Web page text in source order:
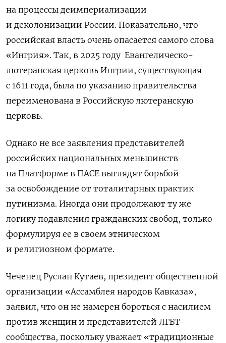
на процессы деимпериализации
и деколонизации России. Показательно, что
российская власть очень опасается самого слова
«Ингрия». Так, в 2025 году Евангелическо-
лютеранская церковь Ингрии, существующая
с 1611 года, была по указанию правительства
переименована в Российскую лютеранскую
церковь.
Однако не все заявления представителей
российских национальных меньшинств
на Платформе в ПАСЕ выглядят борьбой
за освобождение от тоталитарных практик
путинизма. Иногда они продолжают ту же
логику подавления гражданских свобод, только
формулируя ее в своем этническом
и религиозном формате.
Чеченец Руслан Кутаев, президент общественной
организации «Ассамблея народов Кавказа»,
заявил, что он не намерен бороться с насилием
против женщин и представителей ЛГБТ-
сообщества, поскольку уважает «традиционные